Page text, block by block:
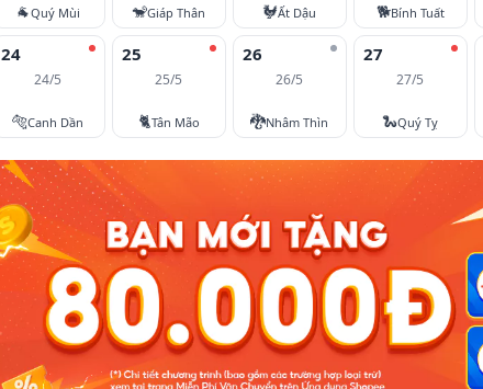
🐐Quý Mùi 🐒Giáp Thân 🐓Ất Dậu 🐕Bính Tuất
24
24/5
🐅Canh Dần
25
25/5
🐈Tân Mão
26
26/5
🐉Nhâm Thìn
27
27/5
🐍Quý Tỵ